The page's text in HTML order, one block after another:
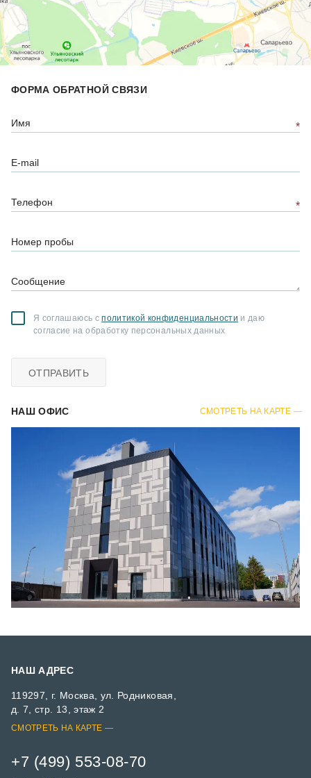
ФОРМА ОБРАТНОЙ СВЯЗИ
*
*
Я соглашаюсь сполитикой конфиденциальности и даю
согласие на обработку персональных данных
ОТПРАВИТЬ
НАШ ОФИС СМОТРЕТЬ НА КАРТЕ
НАШ АДРЕС
119297, г. Москва, ул. Родниковая,
д. 7, стр. 13, этаж 2
СМОТРЕТЬ НА КАРТЕ
+7 (499) 553-08-70